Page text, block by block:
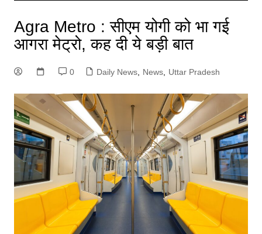
Agra Metro : सीएम योगी को भा गई
आगरा मेट्रो, कह दी ये बड़ी बात
0 Daily News, News, Uttar Pradesh